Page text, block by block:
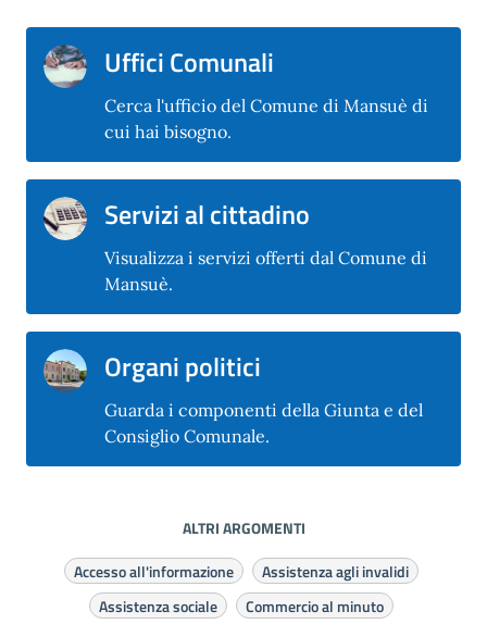
Uffici Comunali
Cerca l'ufficio del Comune di Mansuè di
cui hai bisogno.
Servizi al cittadino
Visualizza i servizi offerti dal Comune di
Mansuè.
Organi politici
Guarda i componenti della Giunta e del
Consiglio Comunale.
ALTRI ARGOMENTI
Accesso all'informazione
Assistenza agli invalidi
Assistenza sociale
Commercio al minuto